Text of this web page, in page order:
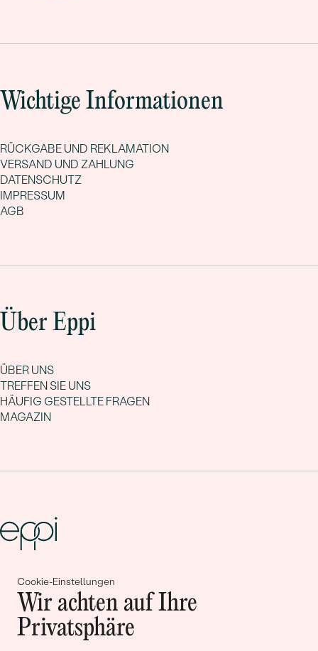
Cookie-Einstellungen
Wir achten auf Ihre
Privatsphäre
Wichtige Informationen
RÜCKGABE UND REKLAMATION
VERSAND UND ZAHLUNG
DATENSCHUTZ
IMPRESSUM
AGB
Über Eppi
ÜBER UNS
TREFFEN SIE UNS
HÄUFIG GESTELLTE FRAGEN
MAGAZIN
Gemeinsam erschaffen wir
Geschichten von Schönheit und
Liebe